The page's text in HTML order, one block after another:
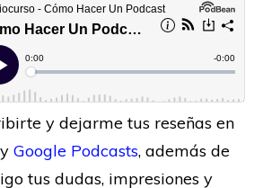
y dejarme tus reseñas en
y Google Podcasts, además de
tus dudas, impresiones y